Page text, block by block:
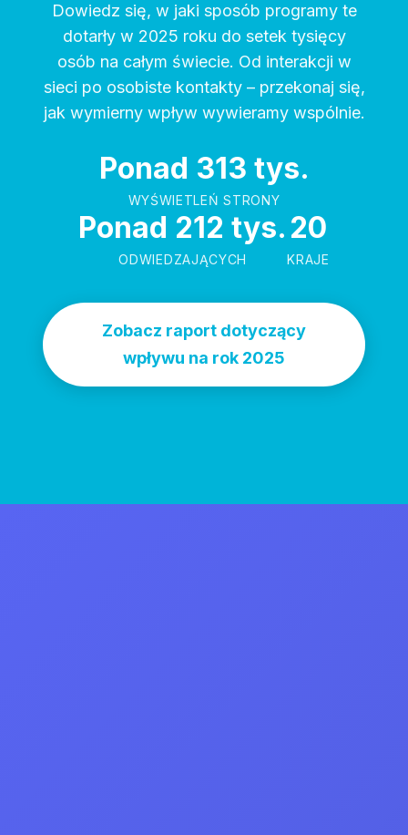
Dowiedz się, w jaki sposób programy te
dotarły w 2025 roku do setek tysięcy
osób na całym świecie. Od interakcji w
sieci po osobiste kontakty – przekonaj się,
jak wymierny wpływ wywieramy wspólnie.
Ponad 313 tys.
WYŚWIETLEŃ STRONY
Ponad 212 tys.
ODWIEDZAJĄCYCH
20
KRAJE
Zobacz raport dotyczący
wpływu na rok 2025